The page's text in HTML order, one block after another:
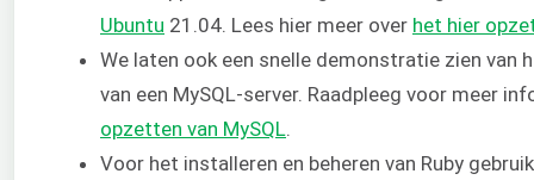
Ubuntu 21.04. Lees hier meer over het hier
We laten ook een snelle demonstratie zien van
van een MySQL-server. Raadpleeg voor meer
opzetten van MySQL.
Voor het installeren en beheren van Ruby